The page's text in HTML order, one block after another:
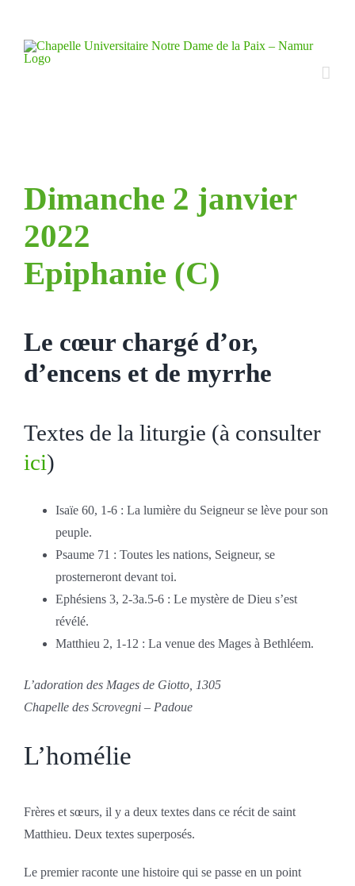
content
Dimanche 2 janvier
2022
Epiphanie (C)
Le cœur chargé d’or,
d’encens et de myrrhe
Textes de la liturgie (à consulter
ici)
Isaïe 60, 1-6 : La lumière du Seigneur se lève pour son
peuple.
Psaume 71 : Toutes les nations, Seigneur, se
prosterneront devant toi.
Ephésiens 3, 2-3a.5-6 : Le mystère de Dieu s’est
révélé.
Matthieu 2, 1-12 : La venue des Mages à Bethléem.
L’adoration des Mages de Giotto, 1305
Chapelle des Scrovegni – Padoue
L’homélie
Frères et sœurs, il y a deux textes dans ce récit de saint
Matthieu. Deux textes superposés.
Le premier raconte une histoire qui se passe en un point